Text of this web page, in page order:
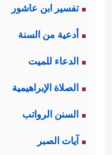
تفسير ابن عاشور
أدعية من السنة
الدعاء للميت
الصلاة الإبراهيمية
السنن الرواتب
آيات الصبر